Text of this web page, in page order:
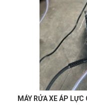
ERCC-2100